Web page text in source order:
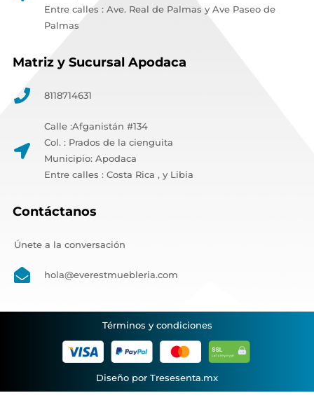
Entre calles : Ave. Real de Palmas y Ave Paseo de
Palmas
Matriz y Sucursal Apodaca
8118714631
Calle :Afganistán #134
Col. : Prados de la cienguita
Municipio: Apodaca
Entre calles : Costa Rica , y Libia
Contáctanos
Únete a la conversación
hola@everestmuebleria.com
Términos y condiciones
Diseño por Tresesenta.mx